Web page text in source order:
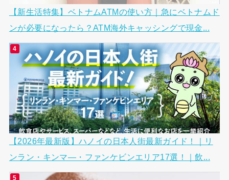
【新生活特集】ベトナムATMの使い方｜急にベトナムド
ンが必要になったら？ATM海外キャッシングで現金...
【2026年最新版】ハノイの日本人街最新ガイド！｜リ
ンラン・キンマ―・ファンケビンエリア17選！｜飲...